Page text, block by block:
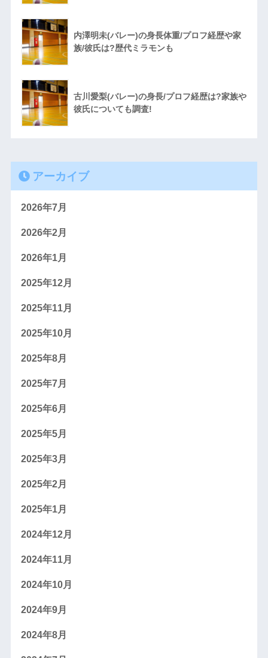
内澤明未(バレー)の身長体重/プロフ経歴や家
族/彼氏は?歴代ミラモンも
古川愛梨(バレー)の身長/プロフ経歴は?家族や
彼氏についても調査!
アーカイブ
2026年7月
2026年2月
2026年1月
2025年12月
2025年11月
2025年10月
2025年8月
2025年7月
2025年6月
2025年5月
2025年3月
2025年2月
2025年1月
2024年12月
2024年11月
2024年10月
2024年9月
2024年8月